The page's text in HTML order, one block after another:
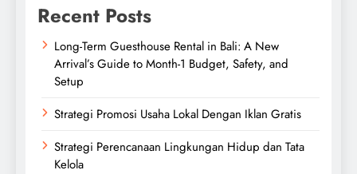
Recent Posts
Long-Term Guesthouse Rental in Bali: A New
Arrival’s Guide to Month-1 Budget, Safety, and
Setup
Strategi Promosi Usaha Lokal Dengan Iklan Gratis
Strategi Perencanaan Lingkungan Hidup dan Tata
Kelola